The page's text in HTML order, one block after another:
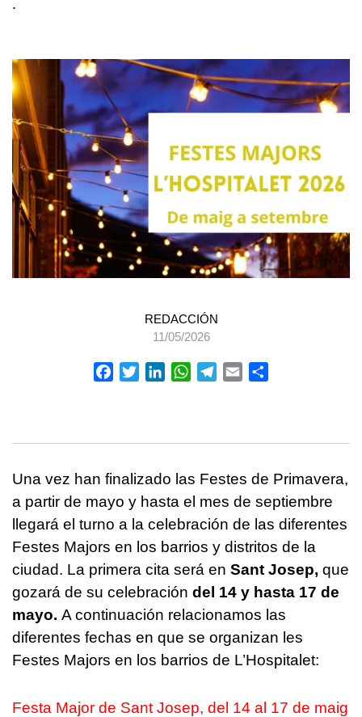
.
REDACCIÓN
11/05/2026
FacebookTwitterLinkedInWhatsApp
Telegram
Email
Una vez han finalizado las Festes de Primavera,
a partir de mayo y hasta el mes de septiembre
llegará el turno a la celebración de las diferentes
Festes Majors en los barrios y distritos de la
ciudad. La primera cita será en Sant Josep, que
gozará de su celebración del 14 y hasta 17 de
mayo. A continuación relacionamos las
diferentes fechas en que se organizan les
Festes Majors en los barrios de L’Hospitalet:
Festa Major de Sant Josep, del 14 al 17 de maig